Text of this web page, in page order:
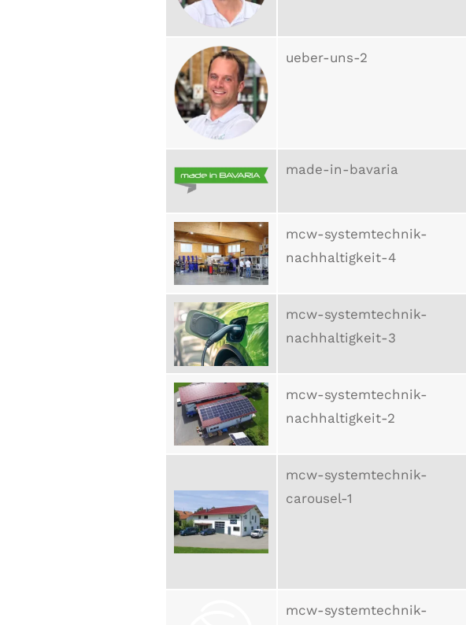
ueber-uns-2
made-in-bavaria
mcw-systemtechnik-
nachhaltigkeit-4
mcw-systemtechnik-
nachhaltigkeit-3
mcw-systemtechnik-
nachhaltigkeit-2
mcw-systemtechnik-
carousel-1
mcw-systemtechnik-